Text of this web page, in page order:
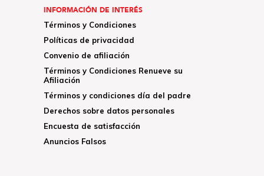
INFORMACIÓN DE INTERÉS
Términos y Condiciones
Políticas de privacidad
Convenio de afiliación
Términos y Condiciones Renueve su
Afiliación
Términos y condiciones día del padre
Derechos sobre datos personales
Encuesta de satisfacción
Anuncios Falsos